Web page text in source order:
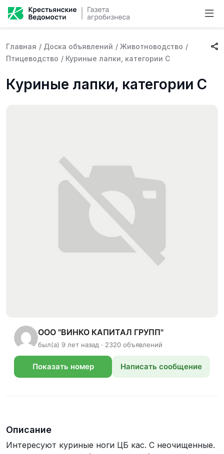
Главная / Доска объявлений / Животноводство /
Птицеводство / Куриные лапки, категории С
Куриные лапки, категории С
ООО "ВИНКО КАПИТАЛ ГРУПП"
был(а) 9 лет назад · 2320 объявлений
Показать номер Написать сообщение
Описание
Интересуют куриные ноги ЦБ кас. С неочищенные.